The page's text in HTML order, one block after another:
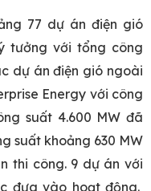
77 dự án điện gió
tưởng với tổng công
dự án điện gió ngoài
Energy với công
suất 4.600 MW đã
suất khoảng 630 MW
thi công. 9 dự án với
đưa vào hoạt động.